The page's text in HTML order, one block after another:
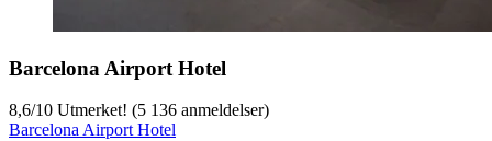
Barcelona Airport Hotel
8,6/10 Utmerket! (5 136 anmeldelser)
Barcelona Airport Hotel